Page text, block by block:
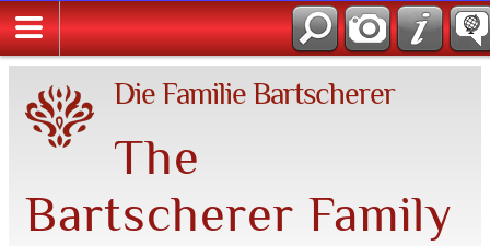
Die Familie Bartscherer
The
Bartscherer Family